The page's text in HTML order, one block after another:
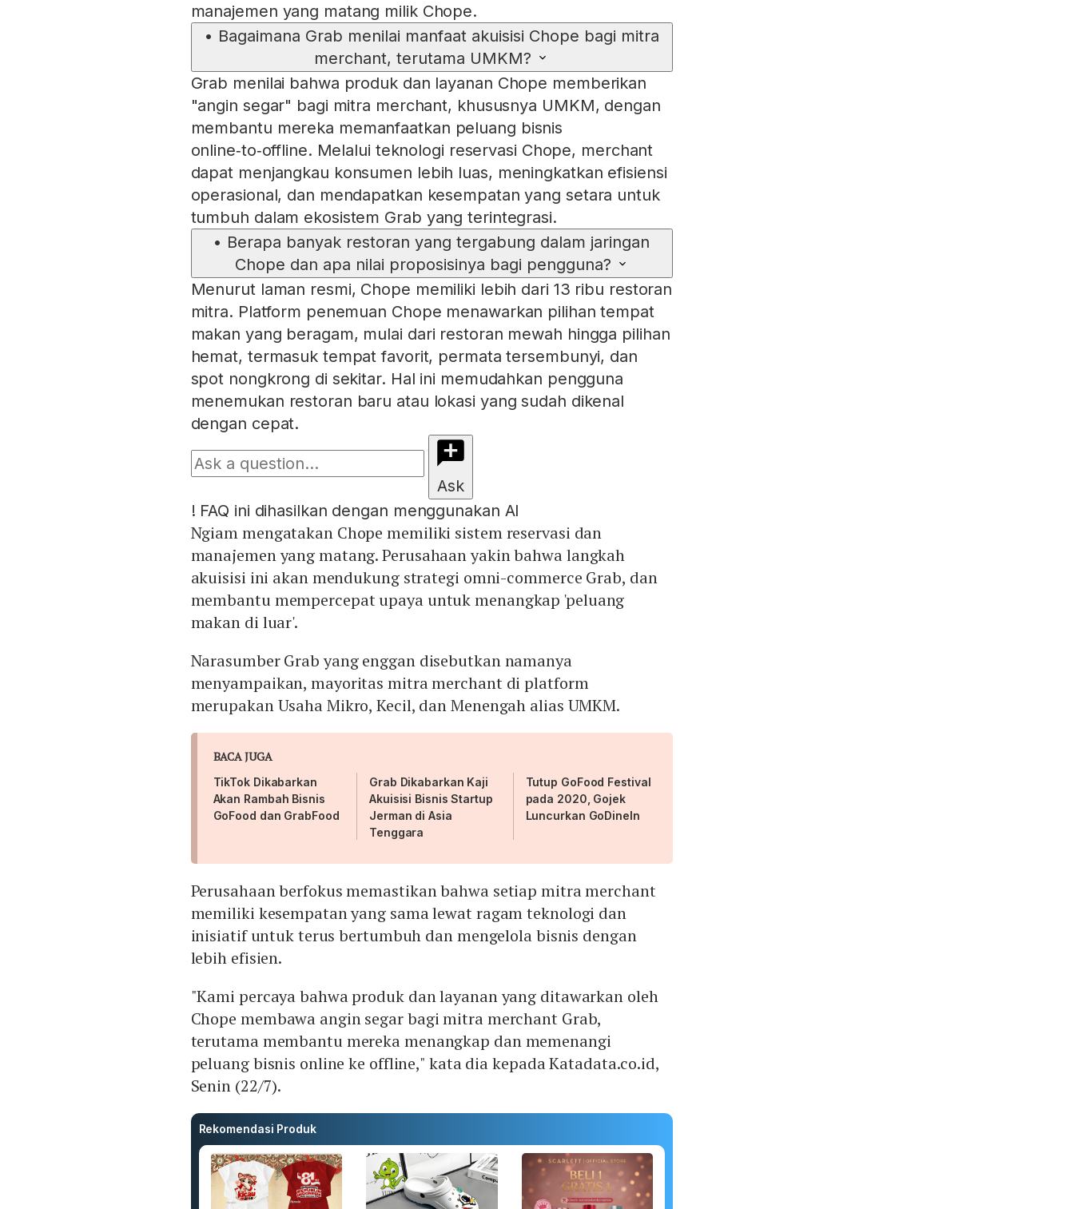
manajemen yang matang milik Chope.
• Bagaimana Grab menilai manfaat akuisisi Chope bagi mitra
merchant, terutama UMKM?
Grab menilai bahwa produk dan layanan Chope memberikan
"angin segar" bagi mitra merchant, khususnya UMKM, dengan
membantu mereka memanfaatkan peluang bisnis
online‑to‑offline. Melalui teknologi reservasi Chope, merchant
dapat menjangkau konsumen lebih luas, meningkatkan efisiensi
operasional, dan mendapatkan kesempatan yang setara untuk
tumbuh dalam ekosistem Grab yang terintegrasi.
• Berapa banyak restoran yang tergabung dalam jaringan
Chope dan apa nilai proposisinya bagi pengguna?
Menurut laman resmi, Chope memiliki lebih dari 13 ribu restoran
mitra. Platform penemuan Chope menawarkan pilihan tempat
makan yang beragam, mulai dari restoran mewah hingga pilihan
hemat, termasuk tempat favorit, permata tersembunyi, dan
spot nongkrong di sekitar. Hal ini memudahkan pengguna
menemukan restoran baru atau lokasi yang sudah dikenal
dengan cepat.
Ask
! FAQ ini dihasilkan dengan menggunakan AI
Ngiam mengatakan Chope memiliki sistem reservasi dan
manajemen yang matang. Perusahaan yakin bahwa langkah
akuisisi ini akan mendukung strategi omni-commerce Grab, dan
membantu mempercepat upaya untuk menangkap 'peluang
makan di luar'.
Narasumber Grab yang enggan disebutkan namanya
menyampaikan, mayoritas mitra merchant di platform
merupakan Usaha Mikro, Kecil, dan Menengah alias UMKM.
BACA JUGA
TikTok Dikabarkan
Akan Rambah Bisnis
GoFood dan GrabFood
Grab Dikabarkan Kaji
Akuisisi Bisnis Startup
Jerman di Asia
Tenggara
Tutup GoFood Festival
pada 2020, Gojek
Luncurkan GoDineIn
Perusahaan berfokus memastikan bahwa setiap mitra merchant
memiliki kesempatan yang sama lewat ragam teknologi dan
inisiatif untuk terus bertumbuh dan mengelola bisnis dengan
lebih efisien.
"Kami percaya bahwa produk dan layanan yang ditawarkan oleh
Chope membawa angin segar bagi mitra merchant Grab,
terutama membantu mereka menangkap dan memenangi
peluang bisnis online ke offline," kata dia kepada Katadata.co.id,
Senin (22/7).
Rekomendasi Produk